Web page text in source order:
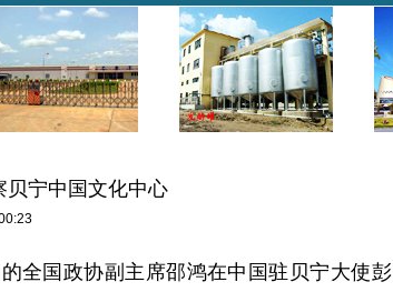
贝宁中国文化中心
全国政协副主席邵鸿在中国驻贝宁大使彭